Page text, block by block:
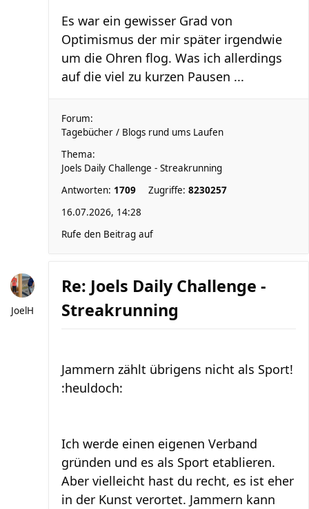
Es war ein gewisser Grad von
Optimismus der mir später irgendwie
um die Ohren flog. Was ich allerdings
auf die viel zu kurzen Pausen ...
Forum:
Tagebücher / Blogs rund ums Laufen
Thema:
Joels Daily Challenge - Streakrunning
Antworten: 1709 Zugriffe: 8230257
16.07.2026, 14:28
Rufe den Beitrag auf
JoelH
Re: Joels Daily Challenge -
Streakrunning
Jammern zählt übrigens nicht als Sport!
:heuldoch:
Ich werde einen eigenen Verband
gründen und es als Sport etablieren.
Aber vielleicht hast du recht, es ist eher
in der Kunst verortet. Jammern kann